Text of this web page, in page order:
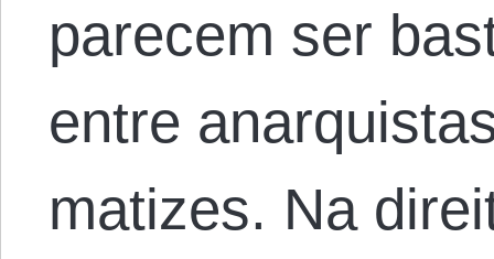
parecem ser
entre
matizes. Na